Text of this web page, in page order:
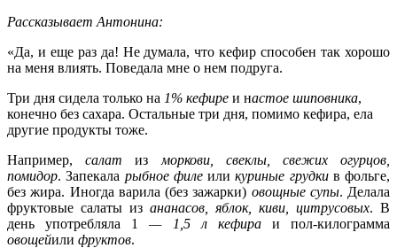
Рассказывает Антонина:
«Да, и еще раз да! Не думала, что кефир способен так хорошо
на меня влиять. Поведала мне о нем подруга.
Три дня сидела только на 1% кефире и настое шиповника,
конечно без сахара. Остальные три дня, помимо кефира, ела
другие продукты тоже.
Например,салат из моркови, свеклы, свежих огурцов,
помидор. Запекала рыбное филеиликуриные грудкив фольге,
без жира. Иногда варила (без зажарки) овощные супы. Делала
фруктовые салаты из ананасов, яблок, киви, цитрусовых. В
день употребляла 1
— 1,5 л кефираи пол-килограмма
овощейили фруктов.